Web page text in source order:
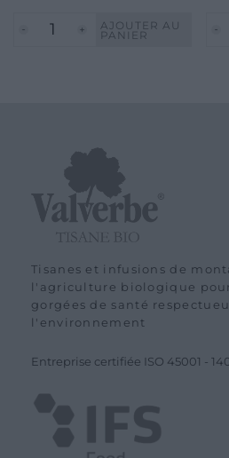
AJOUTER AU
PANIER
Tisanes et infusions de
l'agriculture biologique
gorgées de santé
l'environnement
Entreprise certifiée ISO 45001 -